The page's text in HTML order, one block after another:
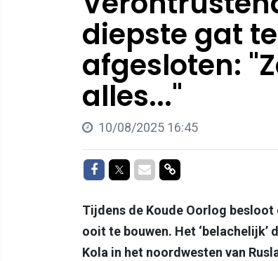
diepste gat
afgesloten:
alles..."
10/08/2025 16:45
Delen op Facebook
Delen op Twitter
Delen via Mail
Delen via link
Tijdens de Koude Oorlog
ooit te bouwen. Het ‘belachelijk’
Kola in het noordwesten van